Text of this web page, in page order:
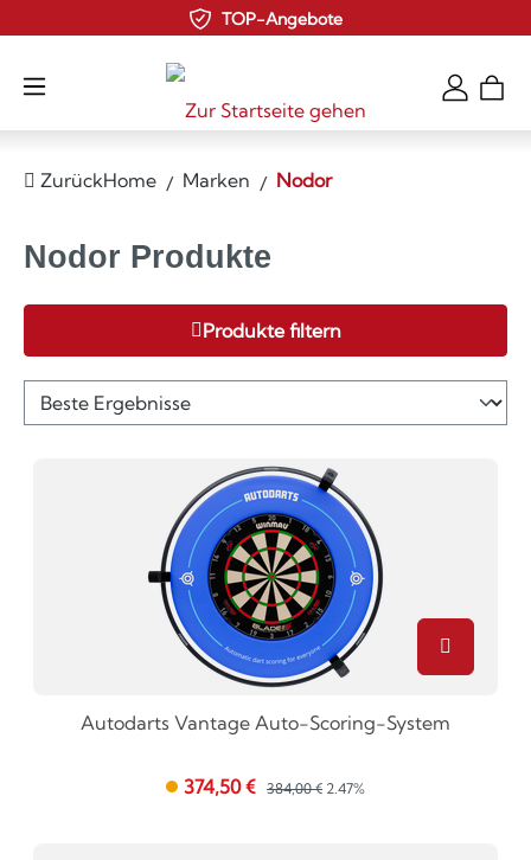
Zum Hauptinhalt springenTOP-Angebote
ZurückHome Marken Nodor
Nodor Produkte
Produkte filtern
Autodarts Vantage Auto-Scoring-System
374,50 € 384,00 € 2.47%